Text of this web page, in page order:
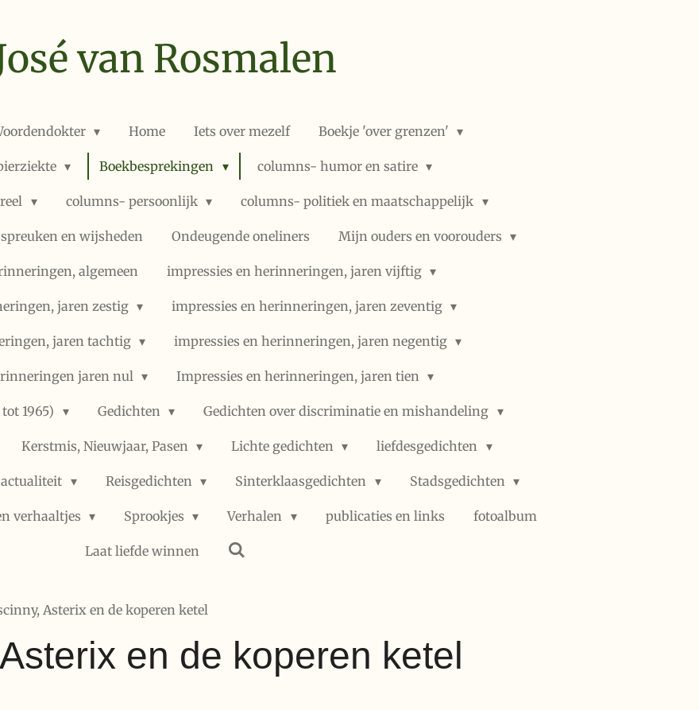
van Rosmalen
Home Iets over mezelf Boekje 'over grenzen'
Boekbesprekingen columns- humor en satire
columns- persoonlijk columns- politiek en maatschappelijk
spreuken en wijsheden Ondeugende oneliners Mijn ouders en voorouders
algemeen impressies en herinneringen, jaren vijftig
jaren zestig impressies en herinneringen, jaren zeventig
jaren tachtig impressies en herinneringen, jaren negentig
jaren nul Impressies en herinneringen, jaren tien
1965) Gedichten Gedichten over discriminatie en mishandeling
Kerstmis, Nieuwjaar, Pasen Lichte gedichten liefdesgedichten
Reisgedichten Sinterklaasgedichten Stadsgedichten
verhaaltjes Sprookjes Verhalen publicaties en links fotoalbum
Laat liefde winnen
Asterix en de koperen ketel
en de koperen ketel